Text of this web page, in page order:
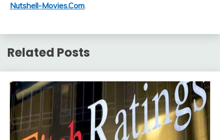
Nutshell-Movies.Com.
Related Posts